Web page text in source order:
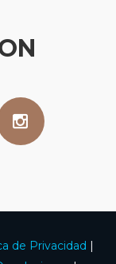
de Privacidad |